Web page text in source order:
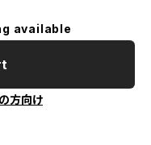
available
方向け